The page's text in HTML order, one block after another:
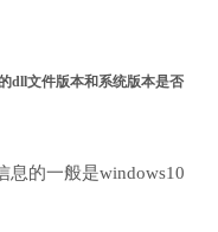
dll文件版本和系统版本是否
息的一般是windows10